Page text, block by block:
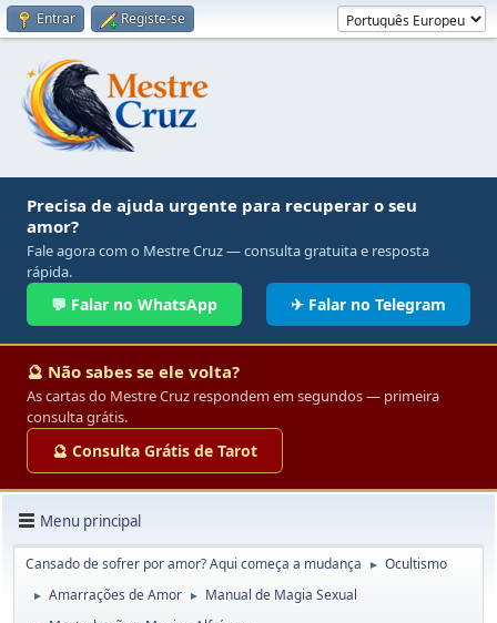
Entrar Registe-se
Precisa de ajuda urgente para recuperar o seu
amor?
Fale agora com o Mestre Cruz — consulta gratuita e resposta
rápida.
💬 Falar no WhatsApp ✈ Falar no Telegram
🔮 Não sabes se ele volta?
As cartas do Mestre Cruz respondem em segundos — primeira
consulta grátis.
🔮 Consulta Grátis de Tarot
Menu principal
Cansado de sofrer por amor? Aqui começa a mudança ► Ocultismo
► Amarrações de Amor ► Manual de Magia Sexual